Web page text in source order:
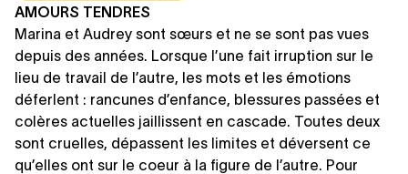
AMOURS TENDRES
Marina et Audrey sont sœurs et ne se sont pas vues
depuis des années. Lorsque l’une fait irruption sur le
lieu de travail de l’autre, les mots et les émotions
déferlent : rancunes d’enfance, blessures passées et
colères actuelles jaillissent en cascade. Toutes deux
sont cruelles, dépassent les limites et déversent ce
qu’elles ont sur le coeur à la figure de l’autre. Pour